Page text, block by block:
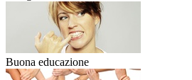
Buona educazione